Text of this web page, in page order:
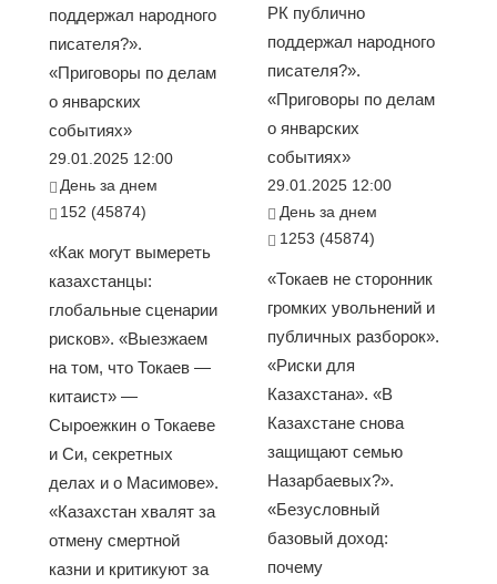
поддержал народного
писателя?».
«Приговоры по делам
о январских
событиях»
29.01.2025 12:00
День за днем
152 (45874)
«Как могут вымереть
казахстанцы:
глобальные сценарии
рисков». «Выезжаем
на том, что Токаев —
китаист» —
Сыроежкин о Токаеве
и Си, секретных
делах и о Масимове».
«Казахстан хвалят за
отмену смертной
казни и критикуют за
РК публично
поддержал народного
писателя?».
«Приговоры по делам
о январских
событиях»
29.01.2025 12:00
День за днем
1253 (45874)
«Токаев не сторонник
громких увольнений и
публичных разборок».
«Риски для
Казахстана». «В
Казахстане снова
защищают семью
Назарбаевых?».
«Безусловный
базовый доход:
почему